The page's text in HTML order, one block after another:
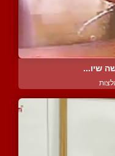
שיו...